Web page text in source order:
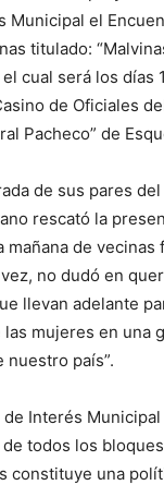
Municipal el
titulado:
cual será los días
de Oficiales
Pacheco” de
de sus pares
rescató la
mañana de vecinas
no dudó en
llevan adelante
mujeres en una
nuestro país”.
de Interés
todos los
constituye una